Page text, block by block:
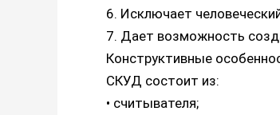
6. Исключает
7. Дает возможность
Конструктивные
СКУД состоит из:
• считывателя;